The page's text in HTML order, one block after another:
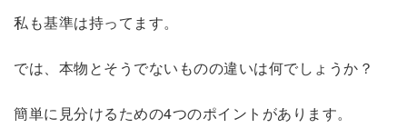
私も基準は持ってます。
では、本物とそうでないものの違いは何でしょうか？
簡単に見分けるための4つのポイントがあります。